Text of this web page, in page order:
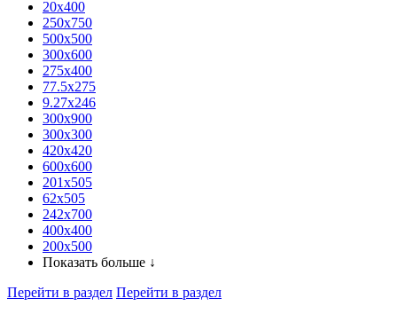
20х400
250x750
500x500
300x600
275x400
77.5х275
9.27x246
300x900
300x300
420х420
600х600
201х505
62х505
242х700
400х400
200х500
Показать больше ↓
Перейти в раздел Перейти в раздел